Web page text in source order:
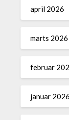
april 2026
marts 2026
februar
januar 2026